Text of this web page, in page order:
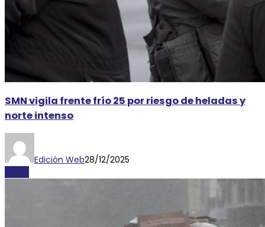
SMN vigila frente frío 25 por riesgo de heladas y
norte intenso
Edición Web28/12/2025